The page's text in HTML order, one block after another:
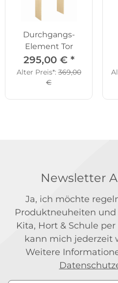
Durchgangs-
Element Tor
295,00 € *
Alter Preis*:369,00
€
Newsletter
Ja, ich möchte
Produktneuheiten
Kita, Hort & Schule
kann mich jederzeit
Weitere